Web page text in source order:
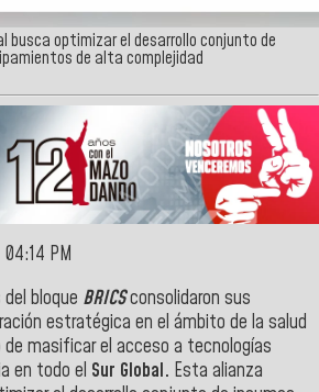
optimizar el desarrollo conjunto de
de alta complejidad
PM
bloque BRICSconsolidaron sus
estratégica en el ámbito de la salud
masificar el acceso a tecnologías
en todo el Sur Global. Esta alianza